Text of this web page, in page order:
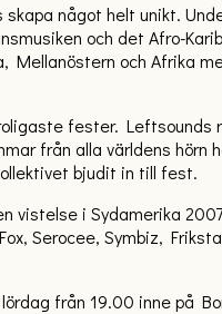
något helt unikt.
och det Afro-
och Afrika
fester.
från alla världens
bjudit in till fest.
vistelse i Sydamerika
Serocee, Symbiz,
från 19.00 inne på